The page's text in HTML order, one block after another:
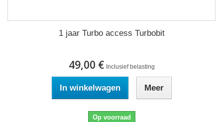
1 jaar Turbo access Turbobit
49,00 € Inclusief belasting
In winkelwagen Meer
Op voorraad